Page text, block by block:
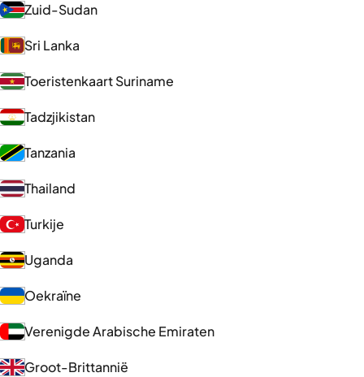
Zuid-Sudan
Sri Lanka
Toeristenkaart Suriname
Tadzjikistan
Tanzania
Thailand
Turkije
Uganda
Oekraïne
Verenigde Arabische Emiraten
Groot-Brittannië